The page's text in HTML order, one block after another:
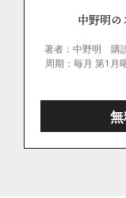
中野明
著者：中野明 購
周期：毎月 第1月